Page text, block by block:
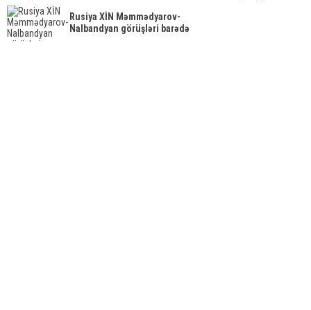
Rusiya XİN Məmmədyarov-
Nalbandyan görüşləri barədə